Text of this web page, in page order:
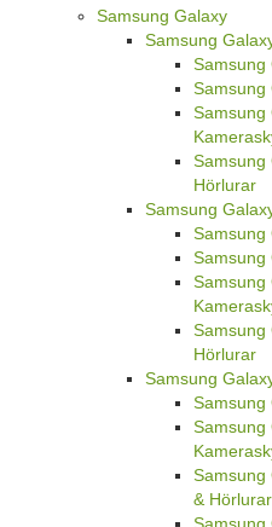
Samsung Galaxy
Samsung
Samsung
Samsung
Samsung
Samsung
Hörlurar
Samsung
Samsung
Samsung
Samsung
Samsung
Hörlurar
Samsung
Samsung
Samsung
Samsung
& Hörlurar